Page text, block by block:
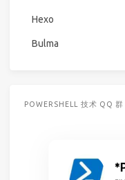
Hexo
Bulma
POWERSHELL 技术 QQ 群